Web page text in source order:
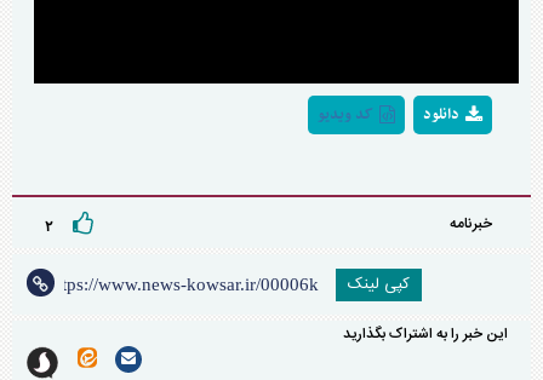
کد ویدیو دانلود
خبرنامه ۲
کپی لینک
این خبر را به اشتراک بگذارید